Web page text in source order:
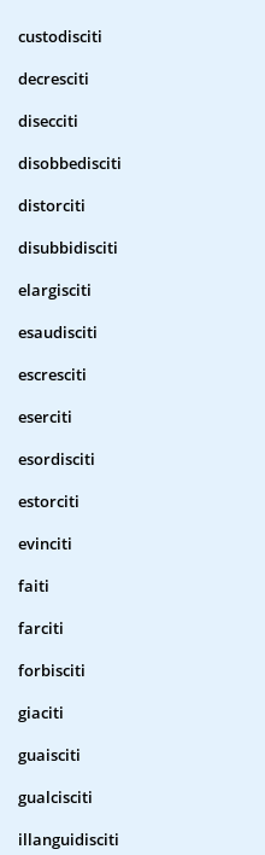
custodisciti
decresciti
disecciti
disobbedisciti
distorciti
disubbidisciti
elargisciti
esaudisciti
escresciti
eserciti
esordisciti
estorciti
evinciti
faiti
farciti
forbisciti
giaciti
guaisciti
gualcisciti
illanguidisciti